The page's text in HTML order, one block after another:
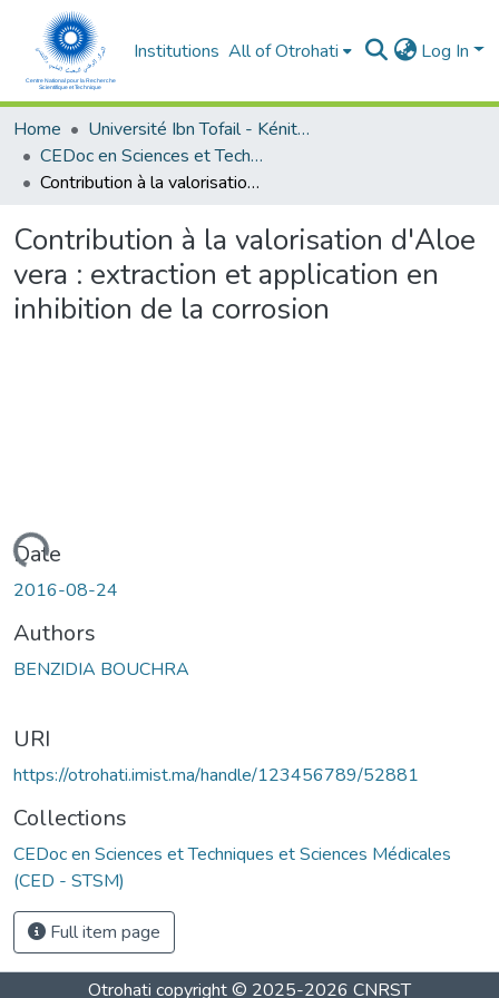
Institutions All of Otrohati Log In
Home
Université Ibn Tofail - Kénitra
CEDoc en Sciences et Techniques et Sciences Médicales (CED - STSM)
Contribution à la valorisation d'Aloe vera : extraction et application en inhibition de la corrosion
Contribution à la valorisation d'Aloe
vera : extraction et application en
inhibition de la corrosion
Loading...
Date
2016-08-24
Authors
BENZIDIA BOUCHRA
URI
https://otrohati.imist.ma/handle/123456789/52881
Collections
CEDoc en Sciences et Techniques et Sciences Médicales
(CED - STSM)
Full item page
Otrohati copyright © 2025-2026 CNRST